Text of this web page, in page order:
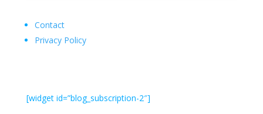
Contact
Privacy Policy
[widget id=”blog_subscription-2″]